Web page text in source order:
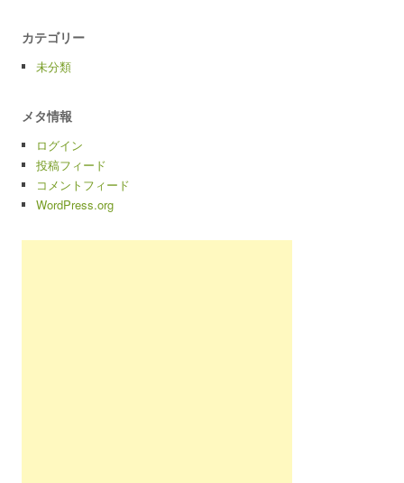
カテゴリー
未分類
メタ情報
ログイン
投稿フィード
コメントフィード
WordPress.org